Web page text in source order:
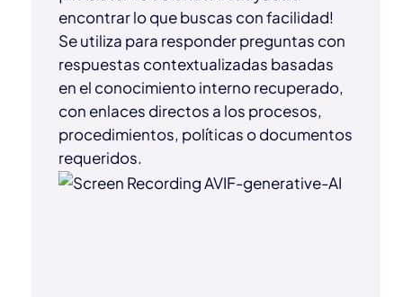
encontrar lo que buscas con facilidad!
Se utiliza para responder preguntas con
respuestas contextualizadas basadas
en el conocimiento interno recuperado,
con enlaces directos a los procesos,
procedimientos, políticas o documentos
requeridos.